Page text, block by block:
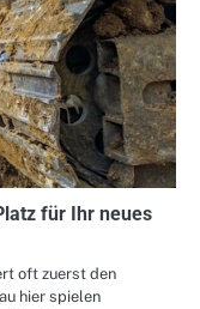
für Ihr neues
oft zuerst den
hier spielen